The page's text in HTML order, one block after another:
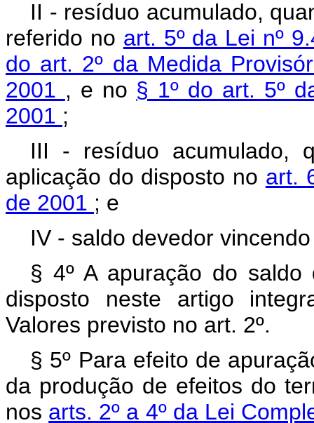
II - resíduo acumulado,
referido no art. 5º da Lei nº
do art. 2º da Medida
2001 , e no § 1º do art. 5º
2001 ;
III - resíduo acumulado,
aplicação do disposto no art.
de 2001 ; e
IV - saldo devedor
§ 4º A apuração do
disposto neste artigo
Valores previsto no art. 2º.
§ 5º Para efeito de
da produção de efeitos do
nos arts. 2º a 4º da Lei